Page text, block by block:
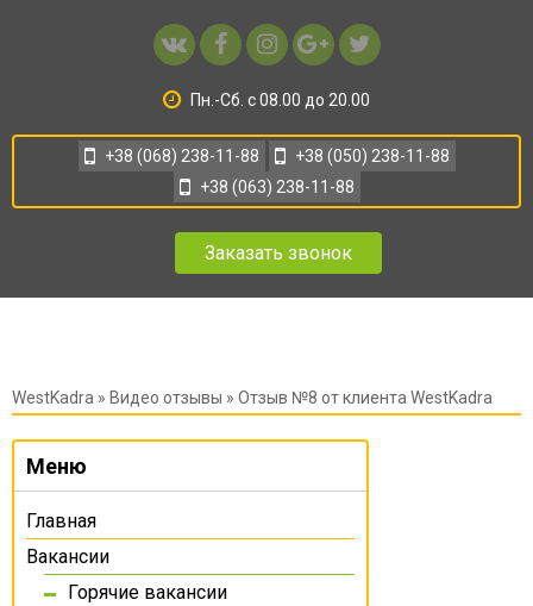
Пн.-Сб. с 08.00 до 20.00
+38 (068) 238-11-88
+38 (050) 238-11-88
+38 (063) 238-11-88
Заказать звонок
WestKadra » Видео отзывы » Отзыв №8 от клиента WestKadra
Меню
Главная
Вакансии
Горячие вакансии